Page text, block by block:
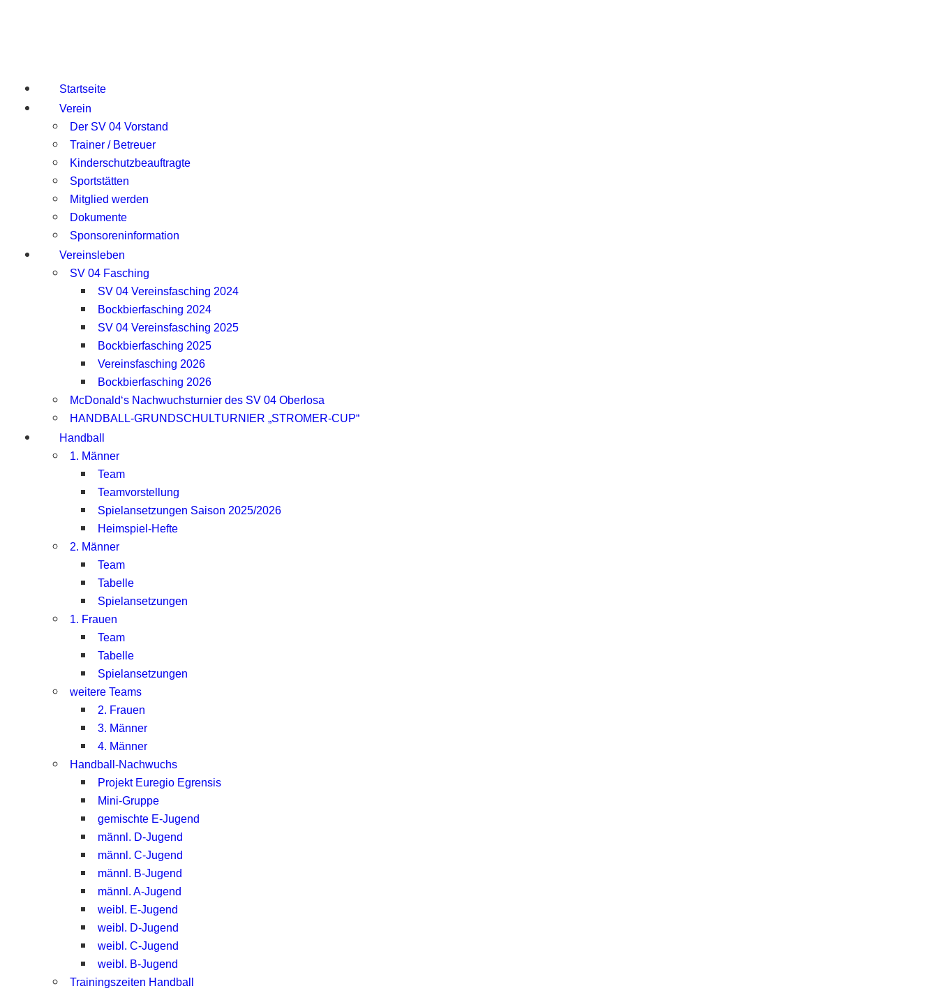
Startseite
Verein
Der SV 04 Vorstand
Trainer / Betreuer
Kinderschutzbeauftragte
Sportstätten
Mitglied werden
Dokumente
Sponsoreninformation
Vereinsleben
SV 04 Fasching
SV 04 Vereinsfasching 2024
Bockbierfasching 2024
SV 04 Vereinsfasching 2025
Bockbierfasching 2025
Vereinsfasching 2026
Bockbierfasching 2026
McDonald‘s Nachwuchsturnier des SV 04 Oberlosa
HANDBALL-GRUNDSCHULTURNIER „STROMER-CUP“
Handball
1. Männer
Team
Teamvorstellung
Spielansetzungen Saison 2025/2026
Heimspiel-Hefte
2. Männer
Team
Tabelle
Spielansetzungen
1. Frauen
Team
Tabelle
Spielansetzungen
weitere Teams
2. Frauen
3. Männer
4. Männer
Handball-Nachwuchs
Projekt Euregio Egrensis
Mini-Gruppe
gemischte E-Jugend
männl. D-Jugend
männl. C-Jugend
männl. B-Jugend
männl. A-Jugend
weibl. E-Jugend
weibl. D-Jugend
weibl. C-Jugend
weibl. B-Jugend
Trainingszeiten Handball